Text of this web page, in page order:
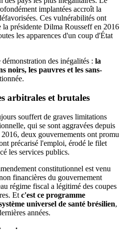
implantées accroît la
Ces vulnérabilités ont
présidente Dilma Rousseff en 2016
les apparences d'un coup d'État
des inégalités : la
noirs, les pauvres et les sans-
arbitrales et brutales
souffert de graves limitations
qui se sont aggravées depuis
deux gouvernements ont promu
précarisé l'emploi, érodé le filet
les services publics.
constitutionnel est venu
financières du gouvernement
régime fiscal a légitimé des coupes
Et c'est ce programme
universel de santé brésilien,
années.